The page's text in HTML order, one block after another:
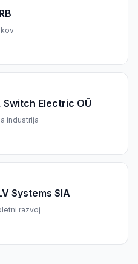
Electric OÜ
industrija
Systems SIA
razvoj